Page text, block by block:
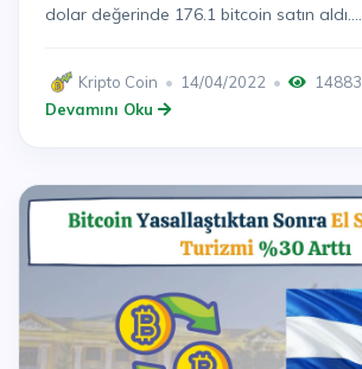
dolar değerinde 176.1 bitcoin satın aldı....
Kripto Coin 14/04/2022
14883
Devamını Oku